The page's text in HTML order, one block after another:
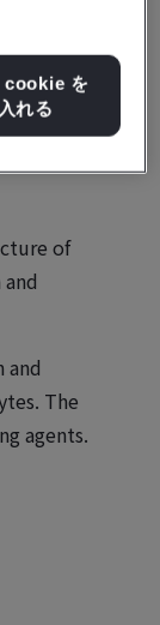
of
and
The
agents.
cookie を
れる